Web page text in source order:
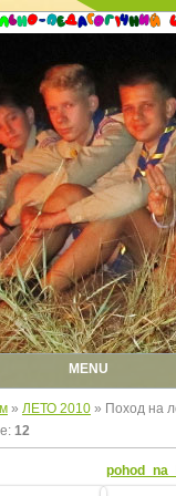
MENU
» ЛЕТО 2010» Поход на
: 12